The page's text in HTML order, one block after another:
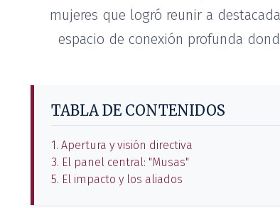
mujeres que logró reunir a
espacio de conexión profunda
TABLA DE CONTENIDOS
1. Apertura y visión directiva
3. El panel central: "Musas"
5. El impacto y los aliados